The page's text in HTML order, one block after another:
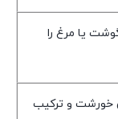
یا مرغ را
خورشت و ترکیب